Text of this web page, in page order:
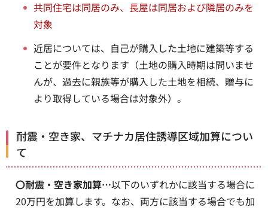
共同住宅は同居のみ、長屋は同居および隣居のみを
対象
近居については、自己が購入した土地に建築等する
ことが要件となります（土地の購入時期は問いませ
んが、過去に親族等が購入した土地を相続、贈与に
より取得している場合は対象外）。
耐震・空き家、マチナカ居住誘導区域加算につい
て
〇耐震・空き家加算…以下のいずれかに該当する場合に
20万円を加算します。なお、両方に該当する場合でも加